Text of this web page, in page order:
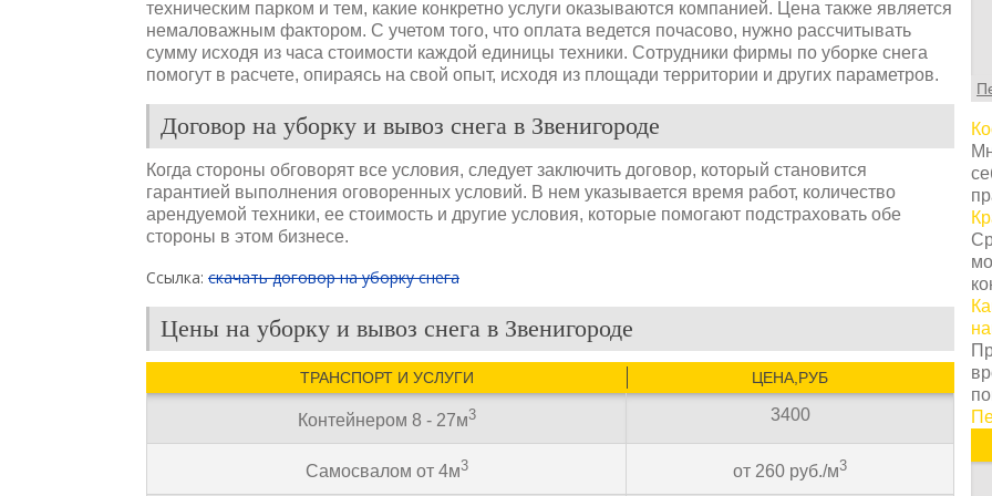
техническим парком и тем, какие конкретно услуги оказываются компанией. Цена также является
немаловажным фактором. С учетом того, что оплата ведется почасово, нужно рассчитывать
сумму исходя из часа стоимости каждой единицы техники. Сотрудники фирмы по уборке снега
помогут в расчете, опираясь на свой опыт, исходя из площади территории и других параметров.
Договор на уборку и вывоз снега в Звенигороде
Когда стороны обговорят все условия, следует заключить договор, который становится
гарантией выполнения оговоренных условий. В нем указывается время работ, количество
арендуемой техники, ее стоимость и другие условия, которые помогают подстраховать обе
стороны в этом бизнесе.
Ссылка: скачать договор на уборку снега
Цены на уборку и вывоз снега в Звенигороде
ТРАНСПОРТ И УСЛУГИ ЦЕНА,РУБ
Контейнером 8 - 27м3 3400
Самосвалом от 4м3 от 260 руб./м3